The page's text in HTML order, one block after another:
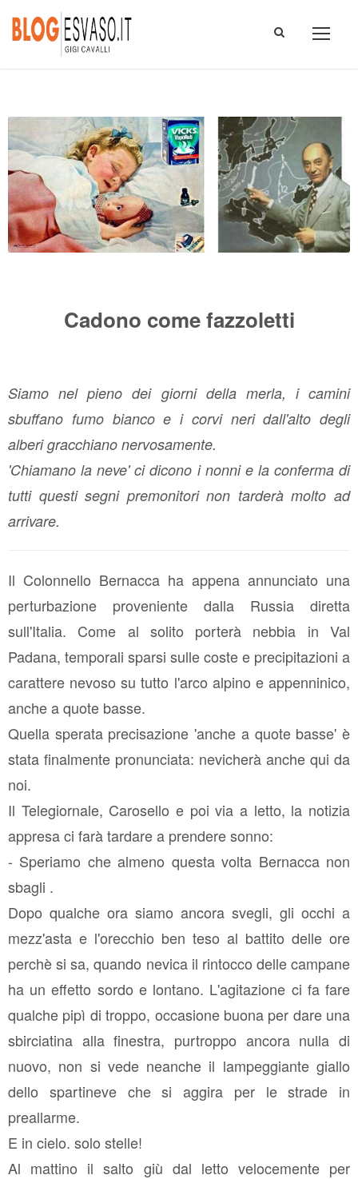
Cadono come fazzoletti
Siamo nel pieno dei giorni della merla, i camini
sbuffano fumo bianco e i corvi neri dall'alto degli
alberi gracchiano nervosamente.
'Chiamano la neve' ci dicono i nonni e la conferma di
tutti questi segni premonitori non tarderà molto ad
arrivare.
Il Colonnello Bernacca ha appena annunciato una
perturbazione proveniente dalla Russia diretta
sull'Italia. Come al solito porterà nebbia in Val
Padana, temporali sparsi sulle coste e precipitazioni a
carattere nevoso su tutto l'arco alpino e appenninico,
anche a quote basse.
Quella sperata precisazione 'anche a quote basse' è
stata finalmente pronunciata: nevicherà anche qui da
noi.
Il Telegiornale, Carosello e poi via a letto, la notizia
appresa ci farà tardare a prendere sonno:
- Speriamo che almeno questa volta Bernacca non
sbagli .
Dopo qualche ora siamo ancora svegli, gli occhi a
mezz'asta e l'orecchio ben teso al battito delle ore
perchè si sa, quando nevica il rintocco delle campane
ha un effetto sordo e lontano. L'agitazione ci fa fare
qualche pipì di troppo, occasione buona per dare una
sbirciatina alla finestra, purtroppo ancora nulla di
nuovo, non si vede neanche il lampeggiante giallo
dello spartineve che si aggira per le strade in
preallarme.
E in cielo. solo stelle!
Al mattino il salto giù dal letto velocemente per